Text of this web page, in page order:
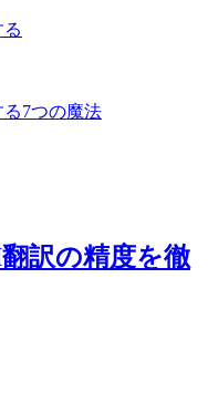
7つの魔法
翻訳の精度を徹